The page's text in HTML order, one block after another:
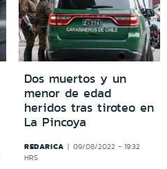
Dos muertos y un
menor de edad
heridos tras tiroteo en
La Pincoya
REDARICA
09/08/2022 - 19:32
HRS